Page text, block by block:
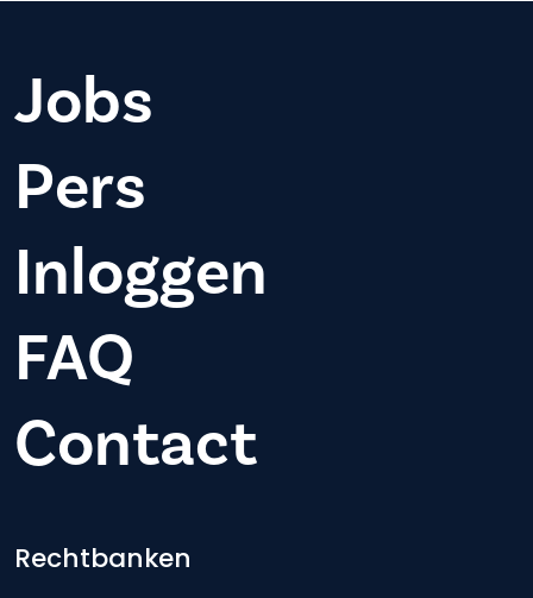
Jobs
Pers
Inloggen
FAQ
Contact
Footer-menu
Rechtbanken